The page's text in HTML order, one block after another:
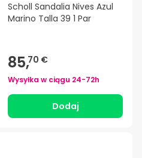
Scholl Sandalia Nives Azul
Marino Talla 39 1 Par
85,70 €
Wysyłka w ciągu 24-72h
Dodaj